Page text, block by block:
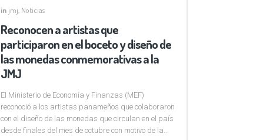
in jmj Noticias
Reconocen a artistas que
participaron en el boceto y diseño de
las monedas conmemorativas a la
JMJ
El Ministerio de Economía y Finanzas (MEF)
reconoció a los artistas panameños que colaboraron
con el diseño de las monedas que circulan en el país
desde finales del mes de octubre con motivo de la...